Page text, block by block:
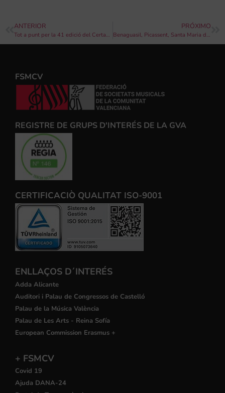
ANTERIOR
Tot a punt per la 41 edició del Certamen Provincial de Bandes de Música de València
PRÓXIMO
Benaguasil, Picassent, Santa Maria del Puig, Montaverner i Música Jove de València guanyadores del 41º Certamen de Bandes de València
FSMCV
REGISTRE DE GRUPS D'INTERÉS DE LA GVA
CERTIFICACIÒ QUALITAT ISO-9001
ENLLAÇOS D´INTERÉS
Adda Alicante
Auditori i Palau de Congressos de Castelló
Palau de la Música València
Palau de Les Arts - Reina Sofía
European Commission Erasmus +
+ FSMCV
Covid 19
Ajuda DANA-24